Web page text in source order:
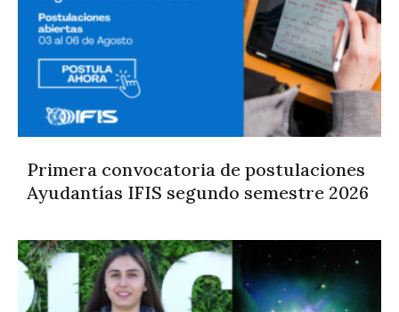
Primera convocatoria de postulaciones
Ayudantías IFIS segundo semestre 2026